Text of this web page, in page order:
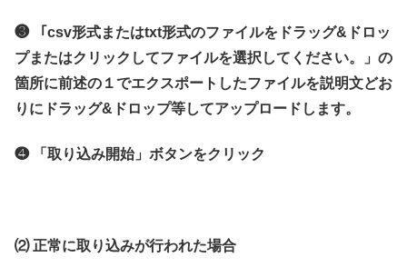
❸ 「csv形式またはtxt形式のファイルをドラッグ&ドロッ
プまたはクリックしてファイルを選択してください。」の
箇所に前述の１でエクスポートしたファイルを説明文どお
りにドラッグ&ドロップ等してアップロードします。
❹ 「取り込み開始」ボタンをクリック
⑵ 正常に取り込みが行われた場合